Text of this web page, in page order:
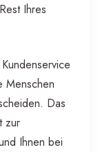
Ihres
Menschen
Das
zur
Ihnen bei